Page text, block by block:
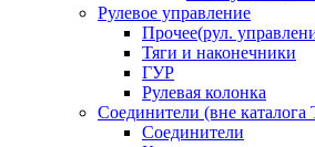
Рулевое управление
Прочее(рул.
Тяги и наконечники
ГУР
Рулевая колонка
Соединители (вне каталога
Соединители